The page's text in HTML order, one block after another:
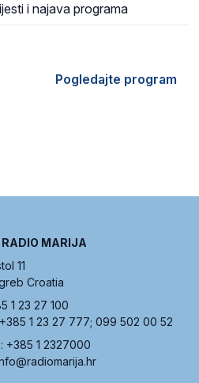
i najava programa
Pogledajte program
RADIO MARIJA
11
Croatia
1 23 27 100
1 23 27 777; 099 502 00 52
+385 1 2327000